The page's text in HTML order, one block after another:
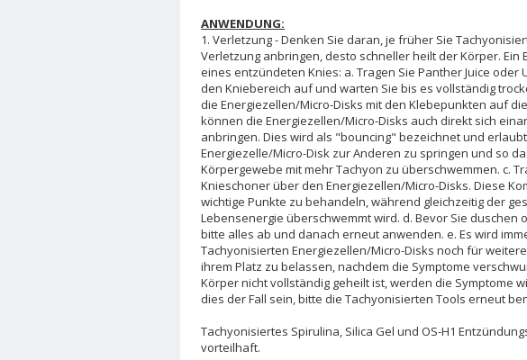
ANWENDUNG:
1. Verletzung - Denken Sie daran, je früher Sie
Verletzung anbringen, desto schneller heilt der Körper. Ein
eines entzündeten Knies: a. Tragen Sie Panther Juice oder
den Kniebereich auf und warten Sie bis es vollständig
die Energiezellen/Micro-Disks mit den Klebepunkten auf
können die Energiezellen/Micro-Disks auch direkt sich
anbringen. Dies wird als "bouncing" bezeichnet und
Energiezelle/Micro-Disk zur Anderen zu springen und so
Körpergewebe mit mehr Tachyon zu überschwemmen. c.
Knieschoner über den Energiezellen/Micro-Disks. Diese
wichtige Punkte zu behandeln, während gleichzeitig der
Lebensenergie überschwemmt wird. d. Bevor Sie duschen
bitte alles ab und danach erneut anwenden. e. Es wird
Tachyonisierten Energiezellen/Micro-Disks noch für
ihrem Platz zu belassen, nachdem die Symptome
Körper nicht vollständig geheilt ist, werden die Symptome
dies der Fall sein, bitte die Tachyonisierten Tools erneut
Tachyonisiertes Spirulina, Silica Gel und OS-H1
vorteilhaft.